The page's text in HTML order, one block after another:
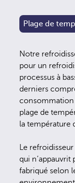
Plage de
Notre
pour un
processus à
derniers
consommation
plage de
la température
Le
qui n’appauvrit
fabriqué selon